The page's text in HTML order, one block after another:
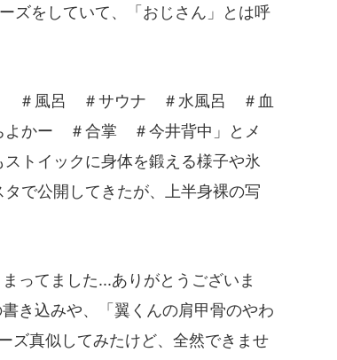
ズをしていて、「おじさん」とは呼
り ＃風呂 ＃サウナ ＃水風呂 ＃血
かー ＃合掌 ＃今井背中」とメ
トイックに身体を鍛える様子や氷
で公開してきたが、上半身裸の写
ってました...ありがとうございま
き込みや、「翼くんの肩甲骨のやわ
ズ真似してみたけど、全然できませ